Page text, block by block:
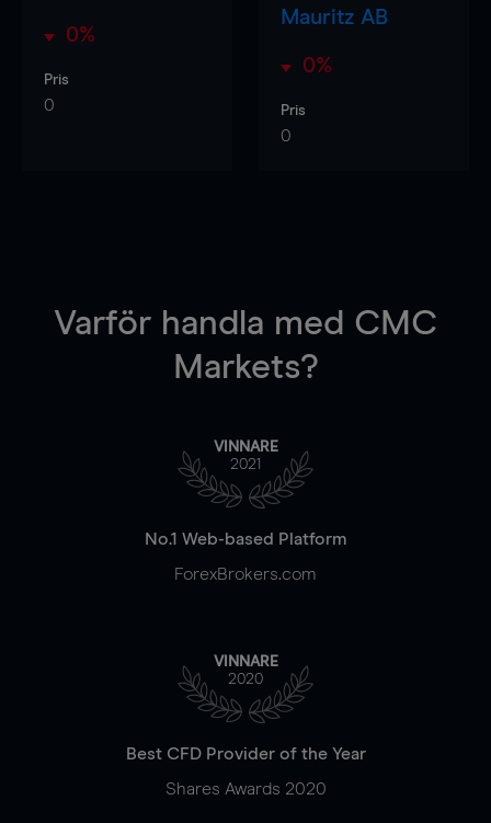
0%
Pris
0
Mauritz AB
0%
Pris
0
Varför handla med CMC
Markets?
VINNARE
2021
No.1 Web-based Platform
ForexBrokers.com
VINNARE
2020
Best CFD Provider of the Year
Shares Awards 2020